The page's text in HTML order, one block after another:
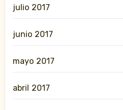
julio 2017
junio 2017
mayo 2017
abril 2017